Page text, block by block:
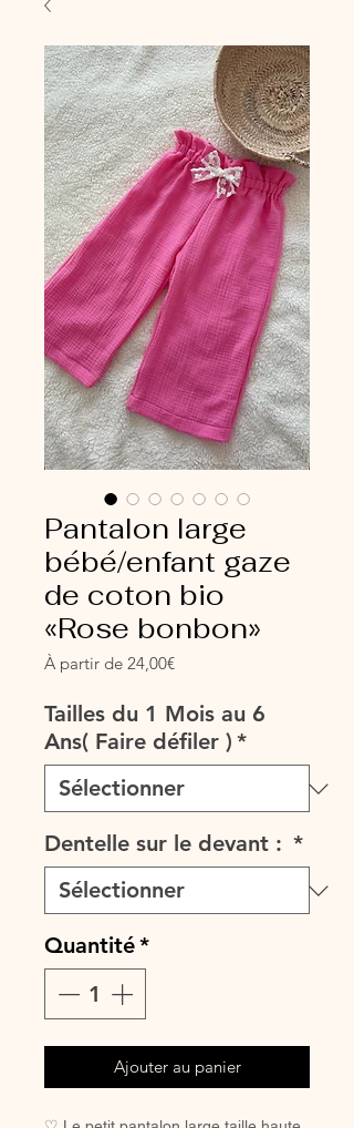
Pantalon large
bébé/enfant gaze
de coton bio
«Rose bonbon»
À partir de 24,00€Prix
Tailles du 1 Mois au 6
Ans( Faire défiler ) *
Dentelle sur le devant : *
Quantité*
Ajouter au panier